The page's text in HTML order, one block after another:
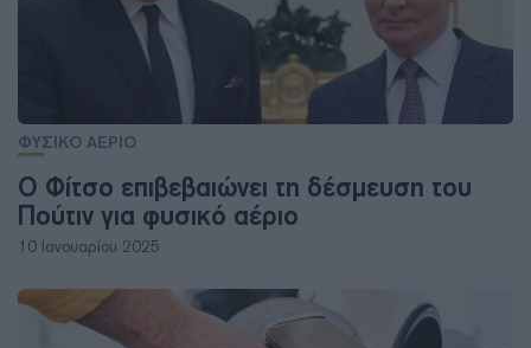
ΦΥΣΙΚΟ ΑΕΡΙΟ
Ο Φίτσο επιβεβαιώνει τη δέσμευση του
Πούτιν για φυσικό αέριο
10 Ιανουαρίου 2025